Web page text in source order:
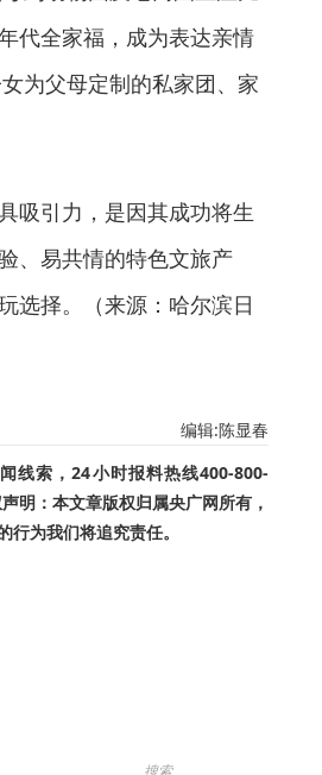
代全家福，成为表达亲情
为父母定制的私家团、家
吸引力，是因其成功将生
、易共情的特色文旅产
选择。（来源：哈尔滨日
编辑:陈显春
线索，24小时报料热线400-800-
明：本文章版权归属央广网所有，
为我们将追究责任。